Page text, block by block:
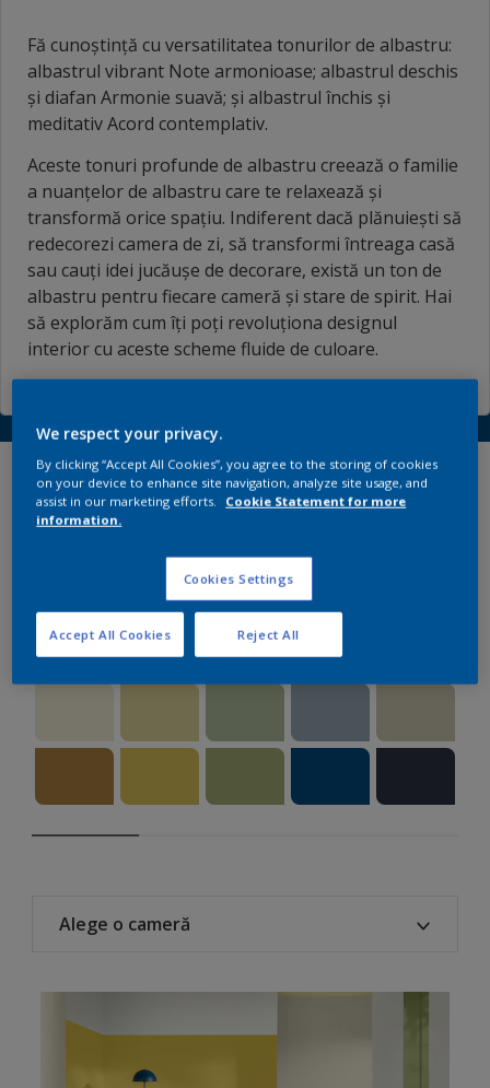
Fă cunoștință cu versatilitatea tonurilor de albastru:
albastrul vibrant Note armonioase; albastrul deschis
și diafan Armonie suavă; și albastrul închis și
meditativ Acord contemplativ.
Aceste tonuri profunde de albastru creează o familie
a nuanțelor de albastru care te relaxează și
transformă orice spațiu. Indiferent dacă plănuiești să
redecorezi camera de zi, să transformi întreaga casă
sau cauți idei jucăușe de decorare, există un ton de
albastru pentru fiecare cameră și stare de spirit. Hai
să explorăm cum îți poți revoluționa designul
interior cu aceste scheme fluide de culoare.
Explorează paletele
noastre versatile de
culoare
#1 POVESTEA LIBERTĂȚII
Alege o cameră
Toate
Bucătărie
Dormitor
We respect your privacy.
By clicking “Accept All Cookies”, you agree to the storing of cookies
on your device to enhance site navigation, analyze site usage, and
assist in our marketing efforts.
Cookie Statement for more
information.
Cookies Settings
Reject All
Accept All Cookies